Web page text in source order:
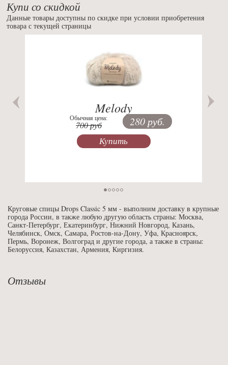
Купи со скидкой
Данные товары доступны по скидке при условии приобретения
товара с текущей страницы
Melody
Обычная цена:
700 руб 280 руб.
Купить
Круговые спицы Drops Classic 5 мм - выполним доставку в крупные
города России, в также любую другую область страны: Москва,
Санкт-Петербург, Екатеринбург, Нижний Новгород, Казань,
Челябинск, Омск, Самара, Ростов-на-Дону, Уфа, Красноярск,
Пермь, Воронеж, Волгоград и другие города, а также в страны:
Белоруссия, Казахстан, Армения, Киргизия.
Отзывы